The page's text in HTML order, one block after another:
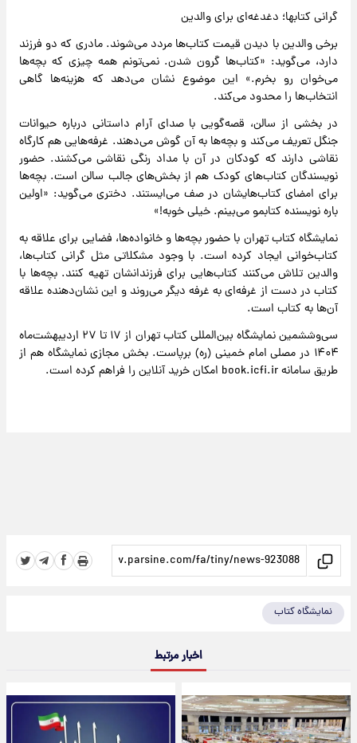
گرانی کتابها؛ دغدغه‌ای برای والدین
برخی والدین با دیدن قیمت کتاب‌ها مردد می‌شوند. مادری که دو فرزند
دارد، می‌گوید: «کتاب‌ها گرون شدن. نمی‌تونم همه چیزی که بچه‌ها
می‌خوان رو بخرم.» این موضوع نشان می‌دهد که هزینه‌ها گاهی
انتخاب‌ها را محدود می‌کند.
در بخشی از سالن، قصه‌گویی با صدای آرام داستانی درباره حیوانات
جنگل تعریف می‌کند و بچه‌ها به آن گوش می‌دهند. غرفه‌هایی هم کارگاه
نقاشی دارند که کودکان در آن با مداد رنگی نقاشی می‌کشند. حضور
نویسندگان کتاب‌های کودک هم از بخش‌های جالب سالن است. بچه‌ها
برای امضای کتاب‌هایشان در صف می‌ایستند. دختری می‌گوید: «اولین
باره نویسنده کتابمو می‌بینم. خیلی خوبه!»
نمایشگاه کتاب تهران با حضور بچه‌ها و خانواده‌ها، فضایی برای علاقه به
کتاب‌خوانی ایجاد کرده است. با وجود مشکلاتی مثل گرانی کتاب‌ها،
والدین تلاش می‌کنند کتاب‌هایی برای فرزندانشان تهیه کنند. بچه‌ها با
کتاب در دست از غرفه‌ای به غرفه دیگر می‌روند و این نشان‌دهنده علاقه
آن‌ها به کتاب است.
سی‌و‌ششمین نمایشگاه بین‌المللی کتاب تهران از ۱۷ تا ۲۷ اردیبهشت‌ماه
۱۴۰۴ در مصلی امام خمینی (ره) برپاست. بخش مجازی نمایشگاه هم از
طریق سامانه book.icfi.ir امکان خرید آنلاین را فراهم کرده است.
نمایشگاه کتاب
اخبار مرتبط